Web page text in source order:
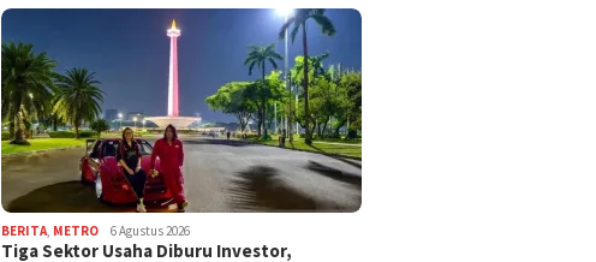
BERITA, METRO 6 Agustus 2026
Tiga Sektor Usaha Diburu Investor,